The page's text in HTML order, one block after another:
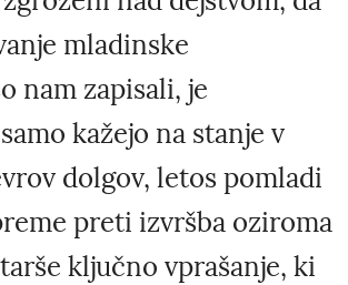
mladinske
nam zapisali, je
kažejo na stanje v
dolgov, letos pomladi
preti izvršba oziroma
ključno vprašanje, ki